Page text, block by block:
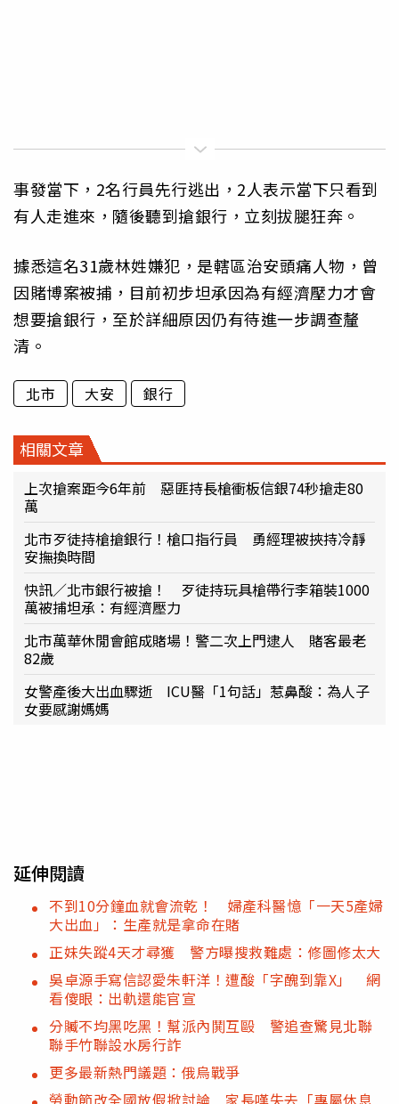
事發當下，2名行員先行逃出，2人表示當下只看到
有人走進來，隨後聽到搶銀行，立刻拔腿狂奔。
據悉這名31歲林姓嫌犯，是轄區治安頭痛人物，曾
因賭博案被捕，目前初步坦承因為有經濟壓力才會
想要搶銀行，至於詳細原因仍有待進一步調查釐
清。
北市 大安 銀行
相關文章
上次搶案距今6年前 惡匪持長槍衝板信銀74秒搶走80
萬
北市歹徒持槍搶銀行！槍口指行員 勇經理被挾持冷靜
安撫換時間
快訊／北市銀行被搶！ 歹徒持玩具槍帶行李箱裝1000
萬被捕坦承：有經濟壓力
北市萬華休閒會館成賭場！警二次上門逮人 賭客最老
82歲
女警產後大出血驟逝 ICU醫「1句話」惹鼻酸：為人子
女要感謝媽媽
延伸閱讀
不到10分鐘血就會流乾！ 婦產科醫憶「一天5產婦
大出血」：生產就是拿命在賭
正妹失蹤4天才尋獲 警方曝搜救難處：修圖修太大
吳卓源手寫信認愛朱軒洋！遭酸「字醜到靠X」 網
看傻眼：出軌還能官宣
分贓不均黑吃黑！幫派內鬨互毆 警追查驚見北聯
聯手竹聯設水房行詐
更多最新熱門議題：俄烏戰爭
勞動節改全國放假掀討論 家長嘆失去「專屬休息